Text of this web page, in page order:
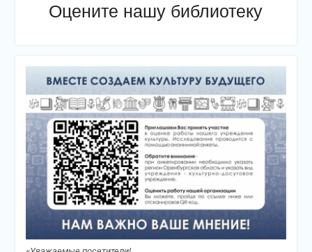
Оцените нашу библиотеку